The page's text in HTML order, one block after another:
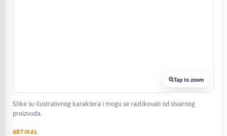
Tap to zoom
Slike su ilustrativnog karaktera i mogu se razlikovati od stvarnog
proizvoda.
ARTIKAL